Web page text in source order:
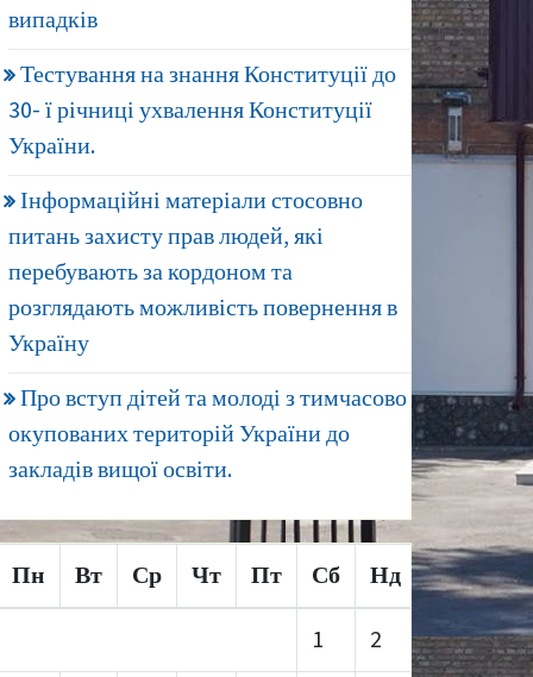
випадків
Тестування на знання Конституції до
30- ї річниці ухвалення Конституції
України.
Інформаційні матеріали стосовно
питань захисту прав людей, які
перебувають за кордоном та
розглядають можливість повернення в
Україну
Про вступ дітей та молоді з тимчасово
окупованих територій України до
закладів вищої освіти.
Пн Вт Ср Чт Пт Сб Нд
1 2